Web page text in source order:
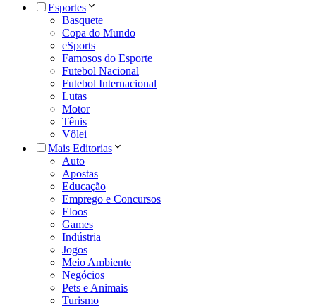
Esportes
Basquete
Copa do Mundo
eSports
Famosos do Esporte
Futebol Nacional
Futebol Internacional
Lutas
Motor
Tênis
Vôlei
Mais Editorias
Auto
Apostas
Educação
Emprego e Concursos
Eloos
Games
Indústria
Jogos
Meio Ambiente
Negócios
Pets e Animais
Turismo